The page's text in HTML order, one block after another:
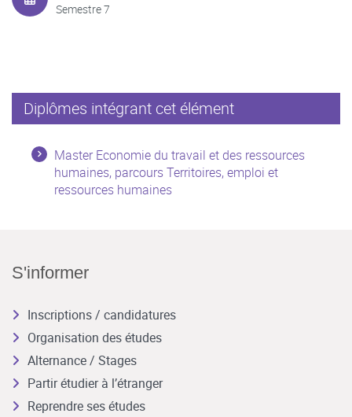
Semestre 7
Diplômes intégrant cet élément
Master Economie du travail et des ressources
humaines, parcours Territoires, emploi et
ressources humaines
S'informer
Inscriptions / candidatures
Organisation des études
Alternance / Stages
Partir étudier à l’étranger
Reprendre ses études